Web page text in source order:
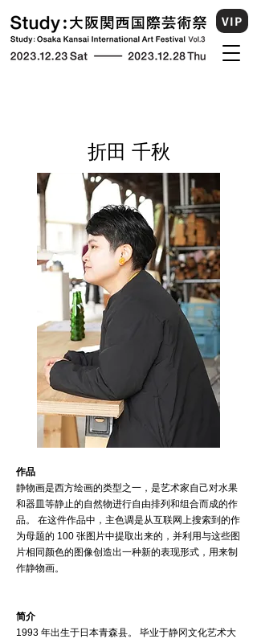
VIP
折田 千秋
作品
静物画是西方绘画的类型之一，是艺术家自己对水果
和器皿等静止的自然物进行自由排列和组合而成的作
品。 在这件作品中，主色调是从互联网上搜索到的作
为母题的 100 张图片中提取出来的，并利用与这些图
片相同颜色的图像创造出一种新的表现形式，用来制
作静物画。
简介
1993 年出生于日本青森县。 毕业于静冈文化艺术大